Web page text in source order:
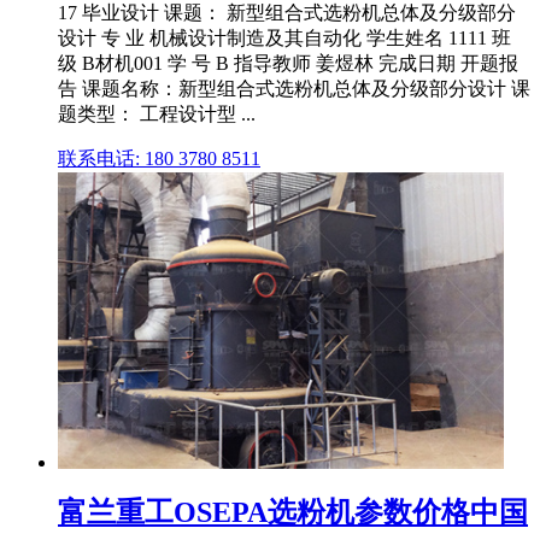
17 毕业设计 课题： 新型组合式选粉机总体及分级部分
设计 专 业 机械设计制造及其自动化 学生姓名 1111 班
级 B材机001 学 号 B 指导教师 姜煜林 完成日期 开题报
告 课题名称：新型组合式选粉机总体及分级部分设计 课
题类型： 工程设计型 ...
联系电话: 180 3780 8511
富兰重工OSEPA选粉机参数价格中国